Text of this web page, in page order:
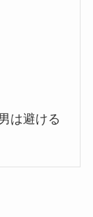
は避ける